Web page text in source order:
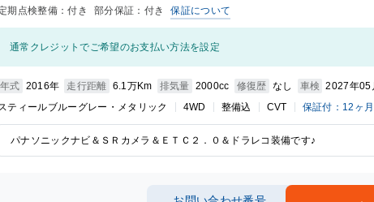
期点検整備：付き 部分保証：付き 保証について
通常クレジットでご希望のお支払い方法を設定
年式 2016年 走行距離 6.1万Km 排気量 2000cc 修復歴 なし 車検 2027年05
ティールブルーグレー・メタリック
4WD 整備込 CVT 保証付：12ヶ
パナソニックナビ＆ＳＲカメラ＆ＥＴＣ２．０＆ドラレコ装備です♪